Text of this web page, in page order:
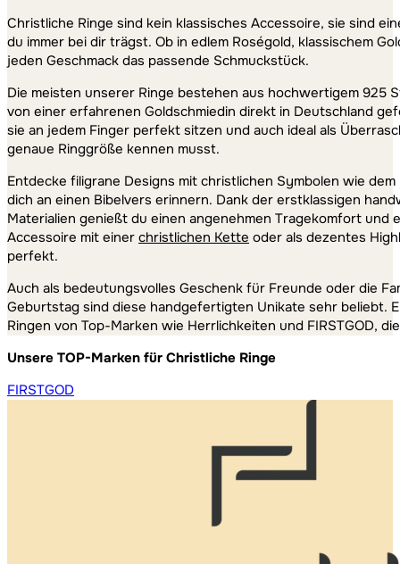
Christliche Ringe sind kein klassisches Accessoire, sie sind
du immer bei dir trägst. Ob in edlem Roségold, klassischem
jeden Geschmack das passende Schmuckstück.
Die meisten unserer Ringe bestehen aus hochwertigem 925
von einer erfahrenen Goldschmiedin direkt in Deutschland
sie an jedem Finger perfekt sitzen und auch ideal als
genaue Ringgröße kennen musst.
Entdecke filigrane Designs mit christlichen Symbolen wie
dich an einen Bibelvers erinnern. Dank der erstklassigen
Materialien genießt du einen angenehmen Tragekomfort und
Accessoire mit einer christlichen Kette oder als dezentes
perfekt.
Auch als bedeutungsvolles Geschenk für Freunde oder die
Geburtstag sind diese handgefertigten Unikate sehr beliebt.
Ringen von Top-Marken wie Herrlichkeiten und FIRSTGOD,
Unsere TOP-Marken für Christliche Ringe
FIRSTGOD